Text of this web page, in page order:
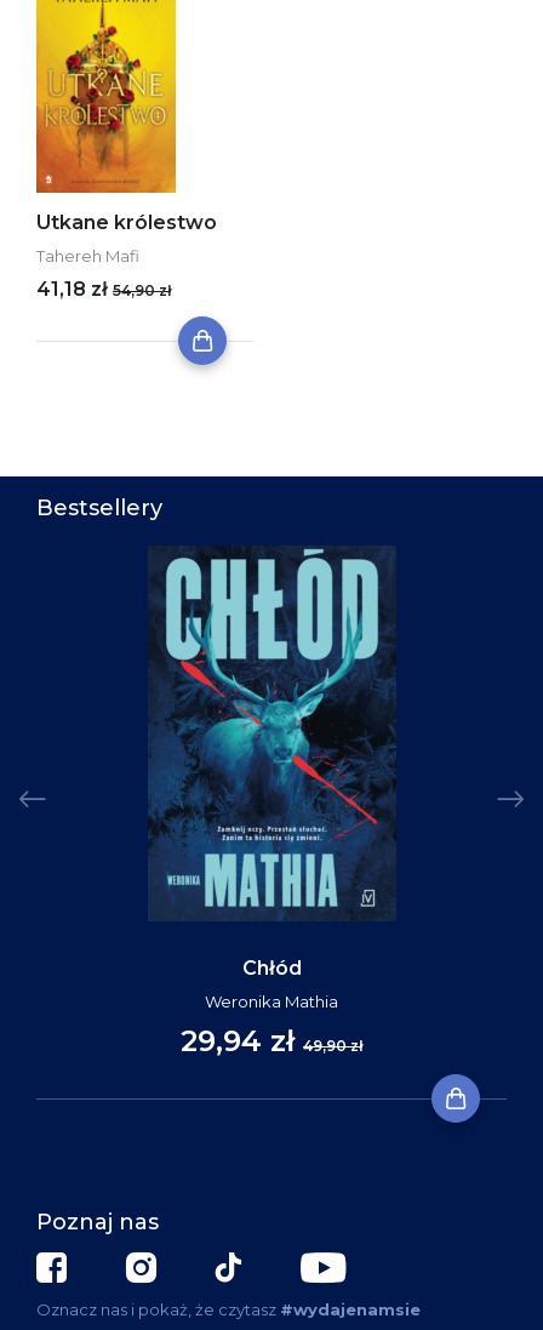
Utkane królestwo
Tahereh Mafi
41,18 zł 54,90 zł
Bestsellery
Chłód
Weronika Mathia
29,94 zł 49,90 zł
Poznaj nas
Oznacz nas i pokaż, że czytasz #wydajenamsie